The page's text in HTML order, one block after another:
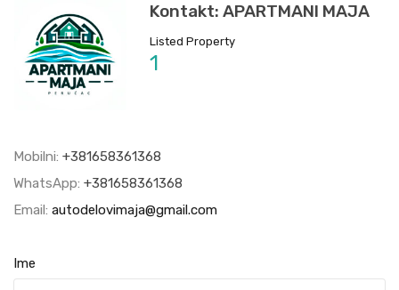
Kontakt: APARTMANI MAJA
Listed Property
1
Mobilni: +381658361368
WhatsApp: +381658361368
Email: autodelovimaja@gmail.com
Ime